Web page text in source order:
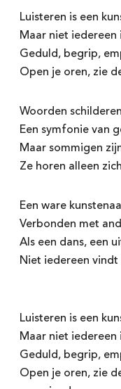
Luisteren is een
Maar niet iedereen
Geduld, begrip,
Open je oren, zie
Woorden
Een symfonie van
Maar sommigen
Ze horen alleen
Een ware
Verbonden met
Als een dans, een
Niet iedereen
Luisteren is een
Maar niet iedereen
Geduld, begrip,
Open je oren, zie
> Ga verder